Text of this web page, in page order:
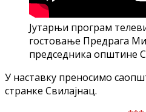
Јутарњи програм
гостовање Предрага
председника општине
У наставку преносимо
странке Свилајнац.